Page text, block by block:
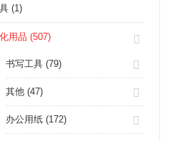
(1)
用品 (507)
书写工具 (79)
其他 (47)
办公用纸 (172)